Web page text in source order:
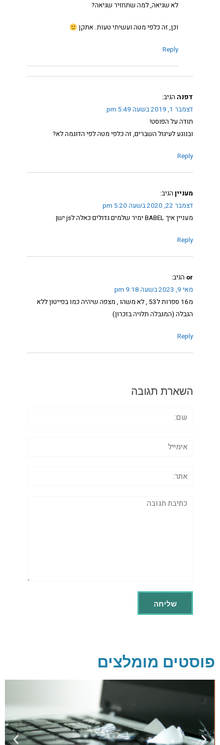
לא שגיאה, למה שתחזיר שגיאה?
וכן, זה כלפי מטה ועשיתי טעות. אתקן
Reply
דפנה הגיב:
דצמבר 1, 2019 בשעה 5:49 pm
תודה על הפוסט!
ובנוגע לעיגול השברים, זה כלפי מטה לפי הדוגמה לא?
Reply
מעניין הגיב:
דצמבר 22, 2020 בשעה 5:20 pm
מעניין איך BABEL ימיר שלמים גדולים כאלה לjs ישן
Reply
or הגיב:
מאי 9, 2023 בשעה 9:18 pm
מ16 ספרות ל53 , לא משהו , מצפה שיהיה כמו בפייטון ללא
הגבלה (המגבלה תלויה בזכרון)
Reply
השארת תגובה
תגובה
פוסטים מומלצים